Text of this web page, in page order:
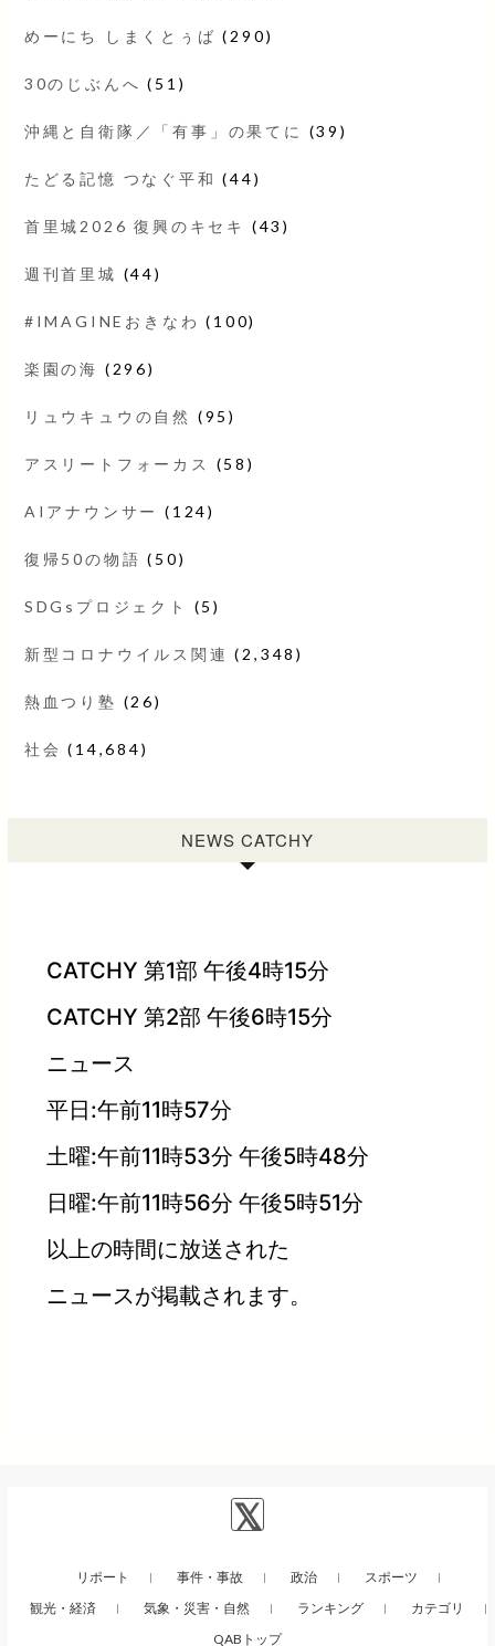
めーにち しまくとぅば (290)
30のじぶんへ (51)
沖縄と自衛隊／「有事」の果てに (39)
たどる記憶 つなぐ平和 (44)
首里城2026 復興のキセキ (43)
週刊首里城 (44)
#IMAGINEおきなわ (100)
楽園の海 (296)
リュウキュウの自然 (95)
アスリートフォーカス (58)
AIアナウンサー (124)
復帰50の物語 (50)
SDGsプロジェクト (5)
新型コロナウイルス関連 (2,348)
熱血つり塾 (26)
社会 (14,684)
NEWS CATCHY
CATCHY 第1部 午後4時15分
CATCHY 第2部 午後6時15分
ニュース
平日:午前11時57分
土曜:午前11時53分 午後5時48分
日曜:午前11時56分 午後5時51分
以上の時間に放送された
ニュースが掲載されます。
リポート 事件・事故 政治
スポーツ
観光・経済
気象・災害・自然 ランキング
カテゴリ
QABトップ